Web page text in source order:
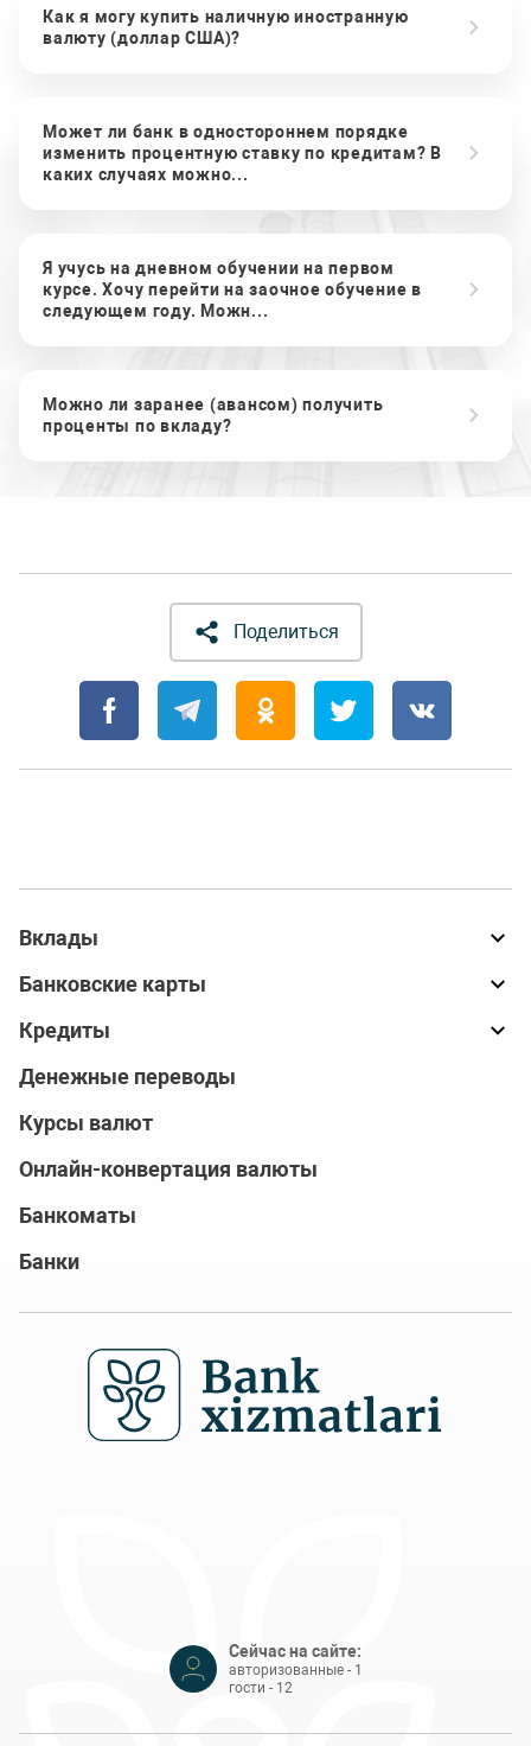
Как я могу купить наличную иностранную
валюту (доллар США)?
Может ли банк в одностороннем порядке
изменить процентную ставку по кредитам? В
каких случаях можно...
Я учусь на дневном обучении на первом
курсе. Хочу перейти на заочное обучение в
следующем году. Можн...
Можно ли заранее (авансом) получить
проценты по вкладу?
Поделиться
Вклады
Банковские карты
Кредиты
Денежные переводы
Курсы валют
Онлайн-конвертация валюты
Банкоматы
Банки
Сейчас на сайте:
авторизованные - 1
гости - 12